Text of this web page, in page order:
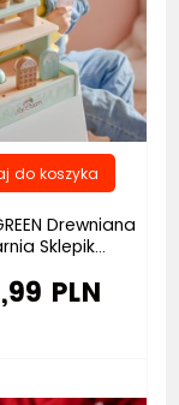
Drewniana
Sklepik...
PLN